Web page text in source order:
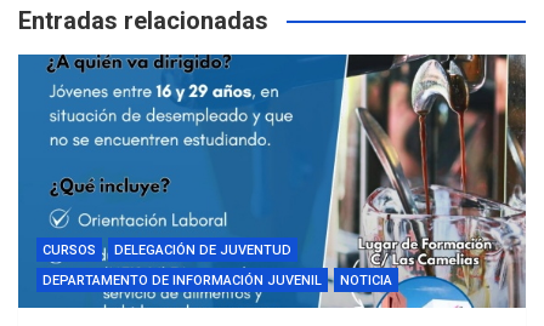
Entradas relacionadas
CURSOS
DELEGACIÓN DE JUVENTUD
DEPARTAMENTO DE INFORMACIÓN JUVENIL
NOTICIA